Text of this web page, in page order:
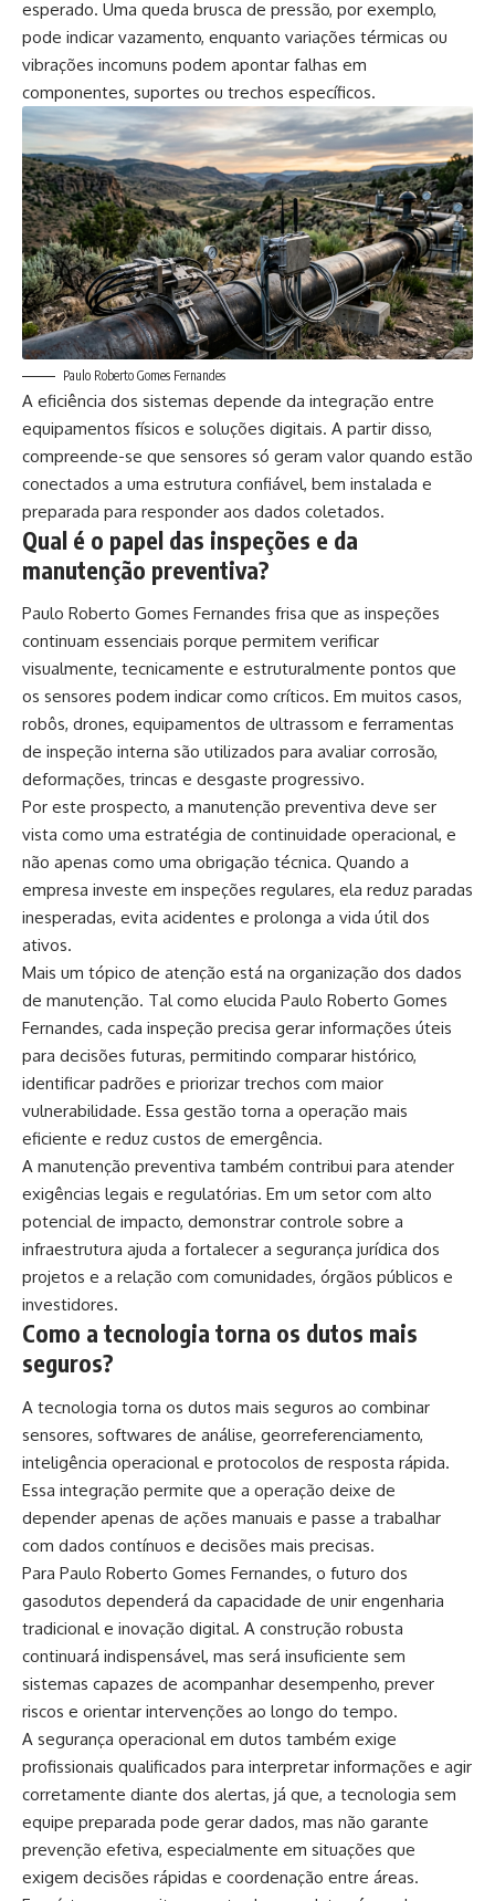
esperado. Uma queda brusca de pressão, por exemplo,
pode indicar vazamento, enquanto variações térmicas ou
vibrações incomuns podem apontar falhas em
componentes, suportes ou trechos específicos.
Paulo Roberto Gomes Fernandes
A eficiência dos sistemas depende da integração entre
equipamentos físicos e soluções digitais. A partir disso,
compreende-se que sensores só geram valor quando estão
conectados a uma estrutura confiável, bem instalada e
preparada para responder aos dados coletados.
Qual é o papel das inspeções e da
manutenção preventiva?
Paulo Roberto Gomes Fernandes frisa que as inspeções
continuam essenciais porque permitem verificar
visualmente, tecnicamente e estruturalmente pontos que
os sensores podem indicar como críticos. Em muitos casos,
robôs, drones, equipamentos de ultrassom e ferramentas
de inspeção interna são utilizados para avaliar corrosão,
deformações, trincas e desgaste progressivo.
Por este prospecto, a manutenção preventiva deve ser
vista como uma estratégia de continuidade operacional, e
não apenas como uma obrigação técnica. Quando a
empresa investe em inspeções regulares, ela reduz paradas
inesperadas, evita acidentes e prolonga a vida útil dos
ativos.
Mais um tópico de atenção está na organização dos dados
de manutenção. Tal como elucida Paulo Roberto Gomes
Fernandes, cada inspeção precisa gerar informações úteis
para decisões futuras, permitindo comparar histórico,
identificar padrões e priorizar trechos com maior
vulnerabilidade. Essa gestão torna a operação mais
eficiente e reduz custos de emergência.
A manutenção preventiva também contribui para atender
exigências legais e regulatórias. Em um setor com alto
potencial de impacto, demonstrar controle sobre a
infraestrutura ajuda a fortalecer a segurança jurídica dos
projetos e a relação com comunidades, órgãos públicos e
investidores.
Como a tecnologia torna os dutos mais
seguros?
A tecnologia torna os dutos mais seguros ao combinar
sensores, softwares de análise, georreferenciamento,
inteligência operacional e protocolos de resposta rápida.
Essa integração permite que a operação deixe de
depender apenas de ações manuais e passe a trabalhar
com dados contínuos e decisões mais precisas.
Para Paulo Roberto Gomes Fernandes, o futuro dos
gasodutos dependerá da capacidade de unir engenharia
tradicional e inovação digital. A construção robusta
continuará indispensável, mas será insuficiente sem
sistemas capazes de acompanhar desempenho, prever
riscos e orientar intervenções ao longo do tempo.
A segurança operacional em dutos também exige
profissionais qualificados para interpretar informações e agir
corretamente diante dos alertas, já que, a tecnologia sem
equipe preparada pode gerar dados, mas não garante
prevenção efetiva, especialmente em situações que
exigem decisões rápidas e coordenação entre áreas.